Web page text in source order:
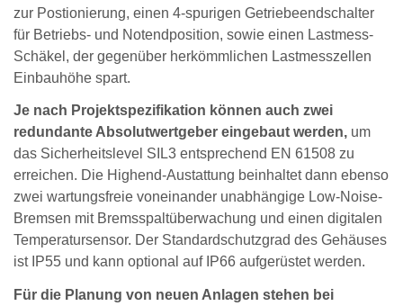
zur Postionierung, einen 4-spurigen Getriebeendschalter
für Betriebs- und Notendposition, sowie einen Lastmess-
Schäkel, der gegenüber herkömmlichen Lastmesszellen
Einbauhöhe spart.
Je nach Projektspezifikation können auch zwei
redundante Absolutwertgeber eingebaut werden, um
das Sicherheitslevel SIL3 entsprechend EN 61508 zu
erreichen. Die Highend-Austattung beinhaltet dann ebenso
zwei wartungsfreie voneinander unabhängige Low-Noise-
Bremsen mit Bremsspaltüberwachung und einen digitalen
Temperatursensor. Der Standardschutzgrad des Gehäuses
ist IP55 und kann optional auf IP66 aufgerüstet werden.
Für die Planung von neuen Anlagen stehen bei